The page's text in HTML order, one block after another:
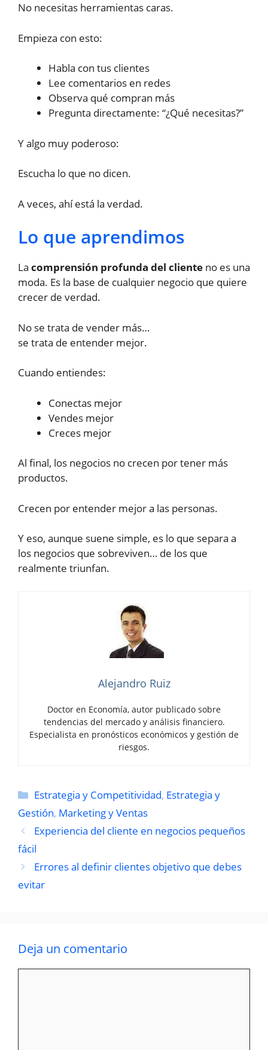
No necesitas herramientas caras.
Empieza con esto:
Habla con tus clientes
Lee comentarios en redes
Observa qué compran más
Pregunta directamente: “¿Qué necesitas?”
Y algo muy poderoso:
Escucha lo que no dicen.
A veces, ahí está la verdad.
Lo que aprendimos
La comprensión profunda del cliente no es una
moda. Es la base de cualquier negocio que quiere
crecer de verdad.
No se trata de vender más…
se trata de entender mejor.
Cuando entiendes:
Conectas mejor
Vendes mejor
Creces mejor
Al final, los negocios no crecen por tener más
productos.
Crecen por entender mejor a las personas.
Y eso, aunque suene simple, es lo que separa a
los negocios que sobreviven… de los que
realmente triunfan.
Alejandro Ruiz
Doctor en Economía, autor publicado sobre
tendencias del mercado y análisis financiero.
Especialista en pronósticos económicos y gestión de
riesgos.
Categorías
Estrategia y Competitividad, Estrategia y
Gestión, Marketing y Ventas
Experiencia del cliente en negocios pequeños
fácil
Errores al definir clientes objetivo que debes
evitar
Deja un comentario